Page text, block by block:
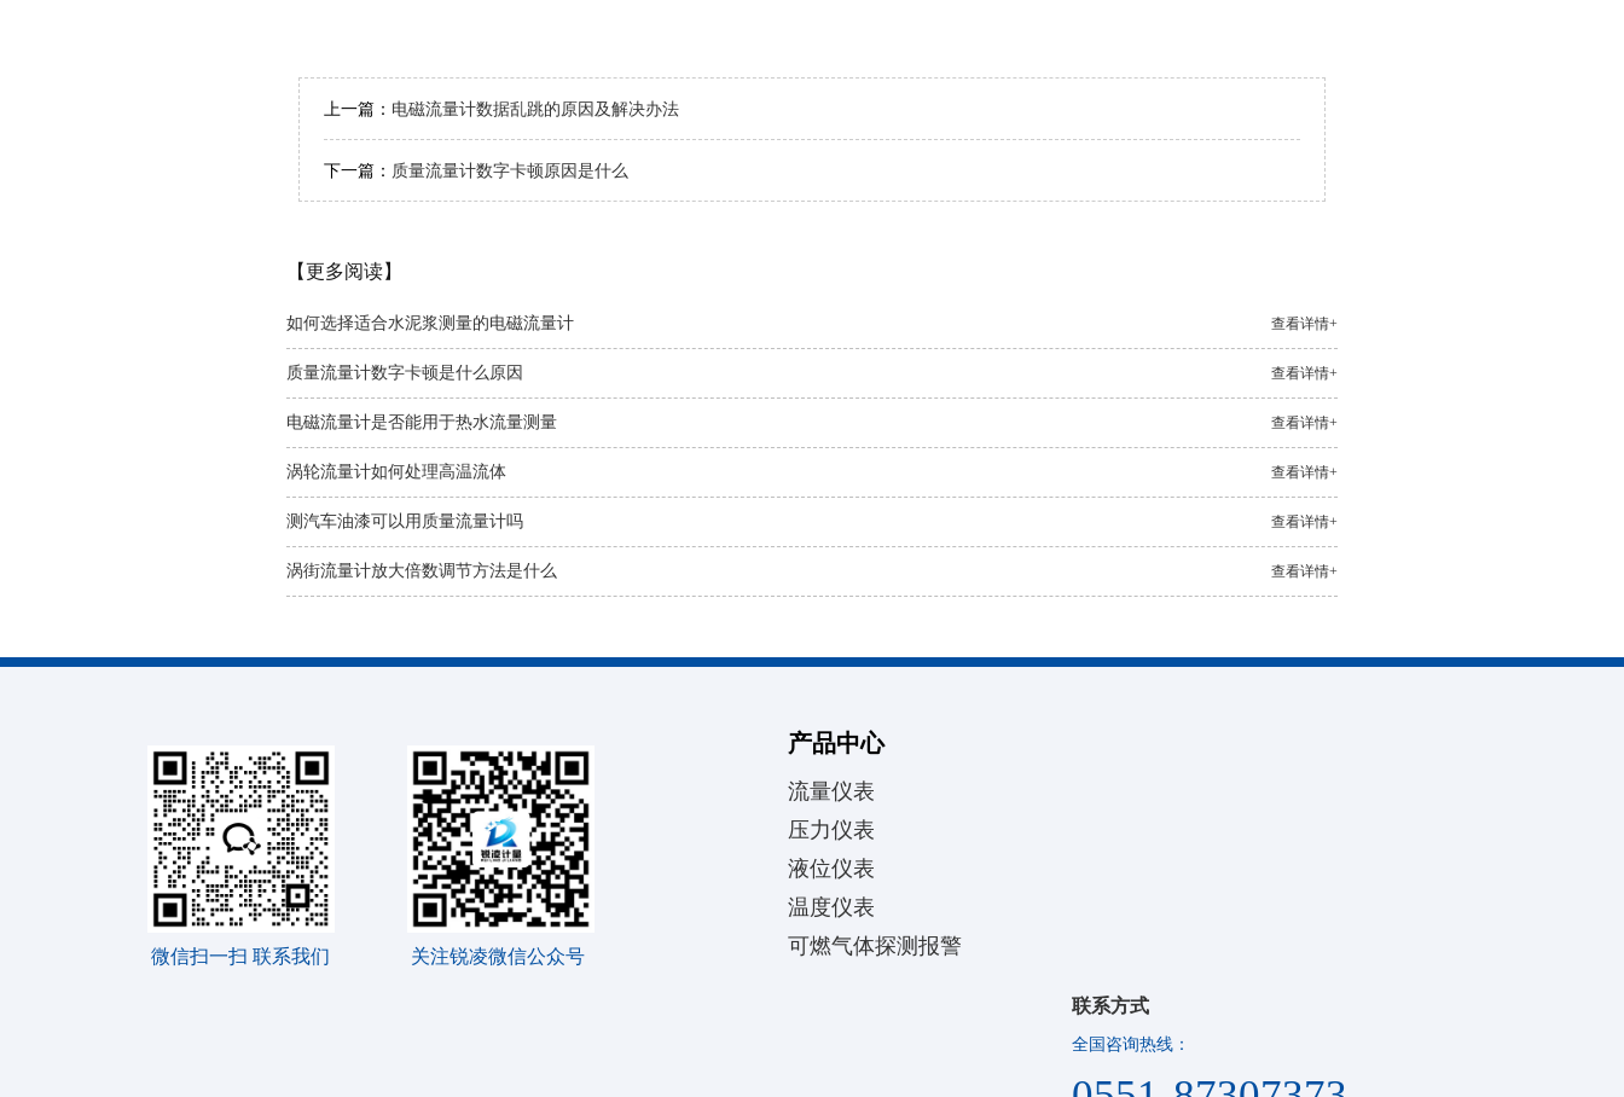
上一篇： 电磁流量计数据乱跳的原因及解决办法
下一篇： 质量流量计数字卡顿原因是什么
【更多阅读】
查看详情+
如何选择适合水泥浆测量的电磁流量计
查看详情+
质量流量计数字卡顿是什么原因
查看详情+
电磁流量计是否能用于热水流量测量
查看详情+
涡轮流量计如何处理高温流体
查看详情+
测汽车油漆可以用质量流量计吗
查看详情+
涡街流量计放大倍数调节方法是什么
微信扫一扫 联系我们 关注锐凌微信公众号
产品中心
流量仪表
压力仪表
液位仪表
温度仪表
可燃气体探测报警
联系方式
全国咨询热线：